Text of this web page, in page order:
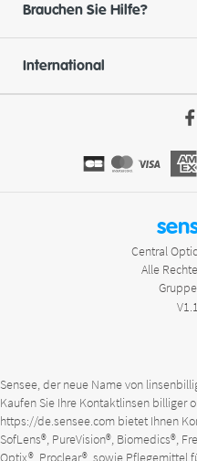
Brauchen Sie Hilfe?
International
Central
Alle
Gruppe
Sensee, der neue Name von
Kaufen Sie Ihre Kontaktlinsen billiger
https://de.sensee.com bietet Ihnen
SofLens®, PureVision®, Biomedics®,
Optix®, Proclear®, sowie Pflegemittel